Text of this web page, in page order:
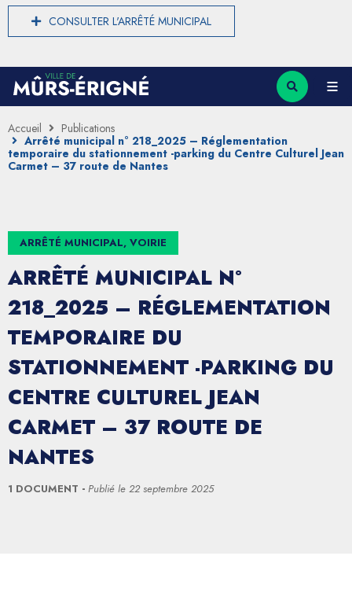
CONSULTER L'ARRÊTÉ MUNICIPAL
Accueil
Publications
Arrêté municipal n° 218_2025 – Réglementation
temporaire du stationnement -parking du Centre Culturel Jean
Carmet – 37 route de Nantes
ARRÊTÉ MUNICIPAL, VOIRIE
ARRÊTÉ MUNICIPAL N°
218_2025 – RÉGLEMENTATION
TEMPORAIRE DU
STATIONNEMENT -PARKING DU
CENTRE CULTUREL JEAN
CARMET – 37 ROUTE DE
NANTES
1 DOCUMENT Publié le 22 septembre 2025